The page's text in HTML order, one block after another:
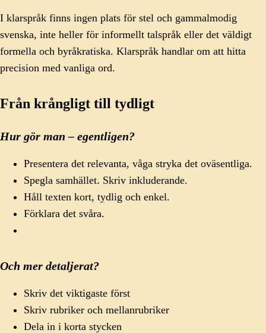
I klarspråk finns ingen plats för stel och gammalmodig
svenska, inte heller för informellt talspråk eller det väldigt
formella och byråkratiska. Klarspråk handlar om att hitta
precision med vanliga ord.
Från krångligt till tydligt
Hur gör man – egentligen?
Presentera det relevanta, våga stryka det oväsentliga.
Spegla samhället. Skriv inkluderande.
Håll texten kort, tydlig och enkel.
Förklara det svåra.
Och mer detaljerat?
Skriv det viktigaste först
Skriv rubriker och mellanrubriker
Dela in i korta stycken